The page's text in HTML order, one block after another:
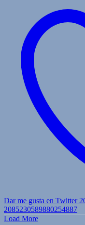
Dar me gusta en Twitter
2085230589880254887
Load More